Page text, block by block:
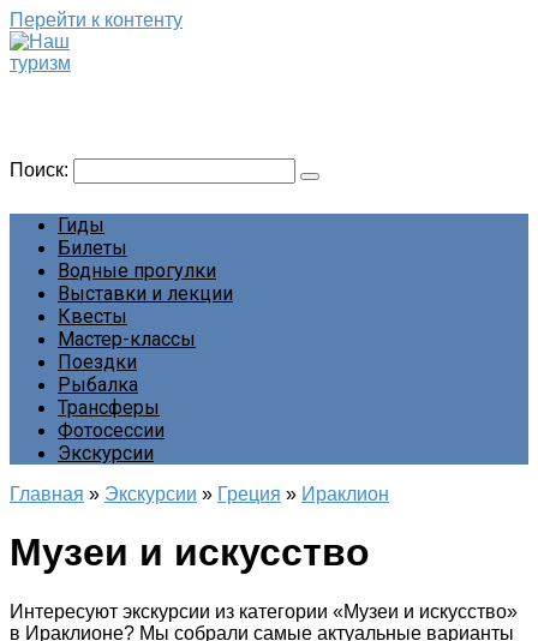
Перейти к контенту
Поиск:
Гиды
Билеты
Водные прогулки
Выставки и лекции
Квесты
Мастер-классы
Поездки
Рыбалка
Трансферы
Фотосессии
Экскурсии
Главная » Экскурсии » Греция » Ираклион
Музеи и искусство
Интересуют экскурсии из категории «Музеи и искусство»
в Ираклионе? Мы собрали самые актуальные варианты